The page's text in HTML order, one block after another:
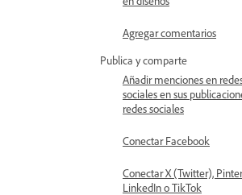
Agregar comentarios
Publica y comparte
Añadir menciones en
sociales en sus
redes sociales
Conectar Facebook
Conectar X (Twitter),
LinkedIn o TikTok